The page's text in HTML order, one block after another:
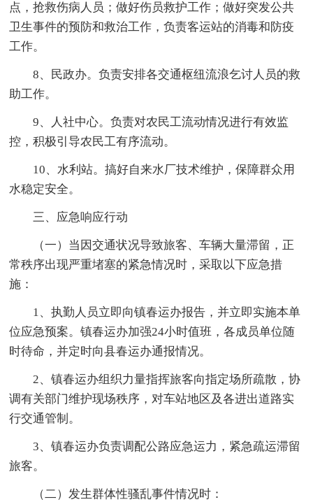
点，抢救伤病人员；做好伤员救护工作；做好突发公共
卫生事件的预防和救治工作，负责客运站的消毒和防疫
工作。
8、民政办。负责安排各交通枢纽流浪乞讨人员的救
助工作。
9、人社中心。负责对农民工流动情况进行有效监
控，积极引导农民工有序流动。
10、水利站。搞好自来水厂技术维护，保障群众用
水稳定安全。
三、应急响应行动
（一）当因交通状况导致旅客、车辆大量滞留，正
常秩序出现严重堵塞的紧急情况时，采取以下应急措
施：
1、执勤人员立即向镇春运办报告，并立即实施本单
位应急预案。镇春运办加强24小时值班，各成员单位随
时待命，并定时向县春运办通报情况。
2、镇春运办组织力量指挥旅客向指定场所疏散，协
调有关部门维护现场秩序，对车站地区及各进出道路实
行交通管制。
3、镇春运办负责调配公路应急运力，紧急疏运滞留
旅客。
（二）发生群体性骚乱事件情况时：